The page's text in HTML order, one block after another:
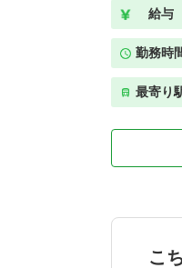
給与
勤務時
最寄り
こ